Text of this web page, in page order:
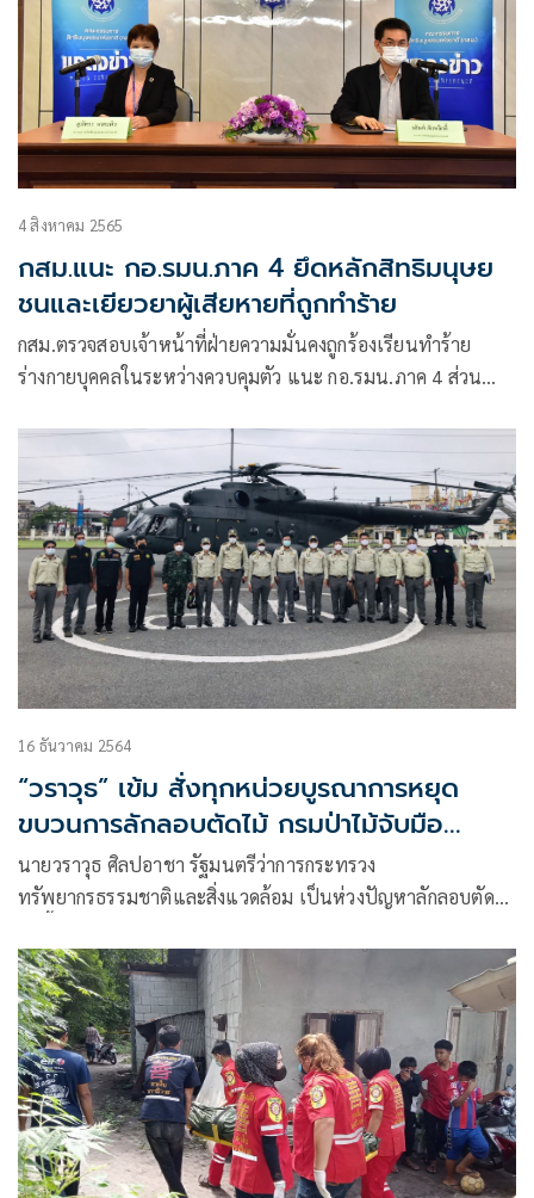
4 สิงหาคม 2565
กสม.แนะ กอ.รมน.ภาค 4 ยึดหลักสิทธิมนุษย
ชนและเยียวยาผู้เสียหายที่ถูกทำร้าย
กสม.ตรวจสอบเจ้าหน้าที่ฝ่ายความมั่นคงถูกร้องเรียนทำร้าย
ร่างกายบุคคลในระหว่างควบคุมตัว แนะ กอ.รมน.ภาค 4 ส่วน
มนุษยชน
16 ธันวาคม 2564
“วราวุธ” เข้ม สั่งทุกหน่วยบูรณาการหยุด
ขบวนการลักลอบตัดไม้ กรมป่าไม้จับมือ
กองทัพภาคที่ 4 กรมสอบสวนคดีพิเศษ เปิด
ยุทธการดูแลป้องกันรักษาป่า ในพื้นที่จังหวัด
นายวราวุธ ศิลปอาชา รัฐมนตรีว่าการกระทรวง
ทรัพยากรธรรมชาติและสิ่งแวดล้อม เป็นห่วงปัญหาลักลอบตัดไม้